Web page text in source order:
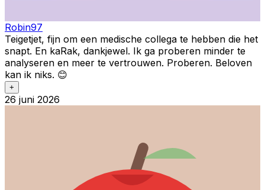
Robin97
Teigetjet, fijn om een medische collega te hebben die het
snapt. En kaRak, dankjewel. Ik ga proberen minder te
analyseren en meer te vertrouwen. Proberen. Beloven
kan ik niks. 😊
+
26 juni 2026